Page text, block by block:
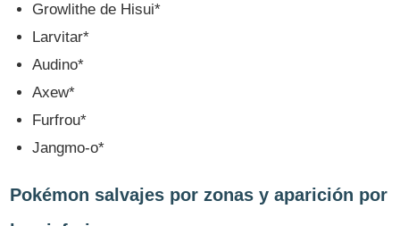
Growlithe de Hisui*
Larvitar*
Audino*
Axew*
Furfrou*
Jangmo-o*
Pokémon salvajes por zonas y aparición por